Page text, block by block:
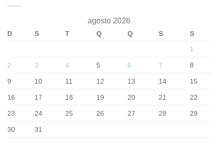
agosto 2026
D S T Q Q S
S
1
2 3 4 5 6 7 8
9 10 11 12 13 14 15
16 17 18 19 20 21 22
23 24 25 26 27 28 29
30 31